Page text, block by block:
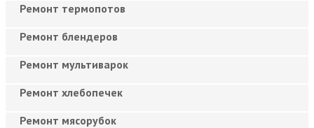
Ремонт термопотов
Ремонт блендеров
Ремонт мультиварок
Ремонт хлебопечек
Ремонт мясорубок